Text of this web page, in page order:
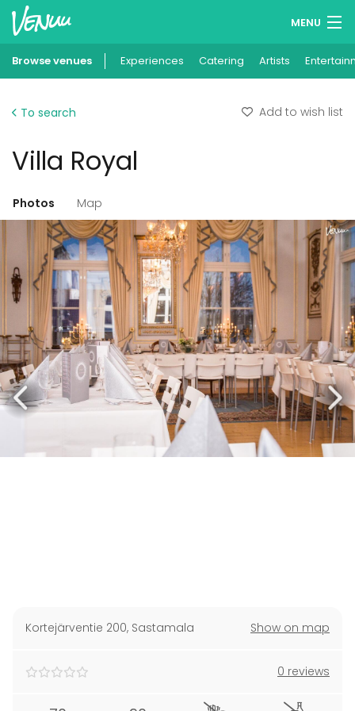
MENU
Wish lists
Add your venue
Browse venues Experiences Catering Artists
To search Add to wish list
Villa Royal
Photos Map
Kortejärventie 200, Sastamala Show on map
0 reviews